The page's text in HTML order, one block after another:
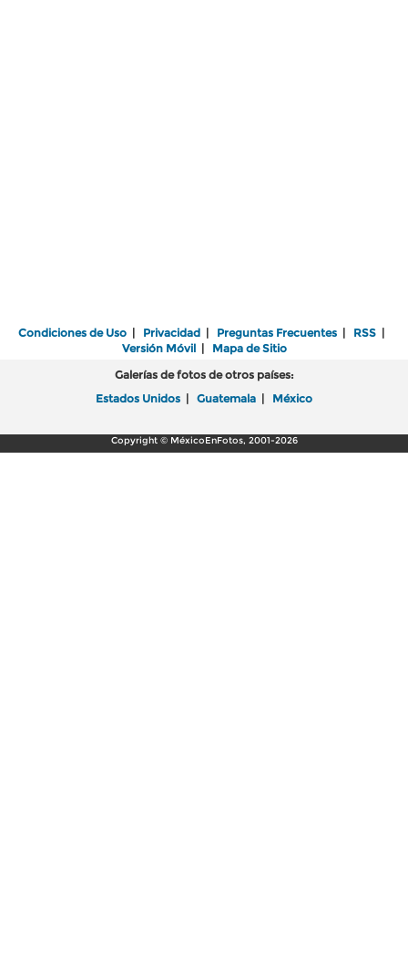
Condiciones de Uso | Privacidad | Preguntas Frecuentes | RSS |
Versión Móvil| Mapa de Sitio
Galerías de fotos de otros países:
Estados Unidos | Guatemala | México
Copyright © MéxicoEnFotos, 2001-2026